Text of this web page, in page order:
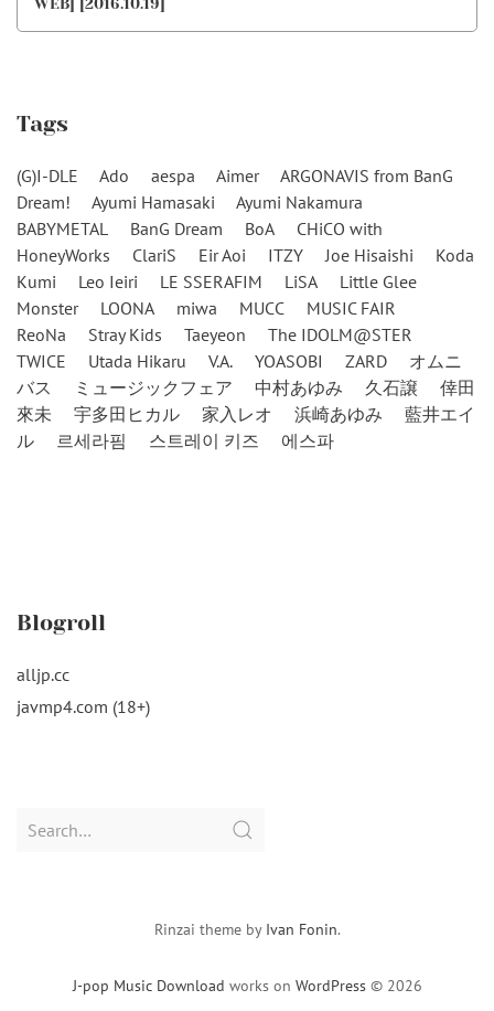
WEB] [2016.10.19]
Tags
(G)I-DLE Ado aespa Aimer
ARGONAVIS from BanG
Dream!
Ayumi Hamasaki
Ayumi Nakamura
BABYMETAL
BanG Dream BoA
CHiCO with
HoneyWorks
ClariS Eir Aoi ITZY Joe Hisaishi
Koda
Kumi
Leo Ieiri LE SSERAFIM LiSA
Little Glee
Monster
LOONA miwa MUCC
MUSIC FAIR
ReoNa
Stray Kids Taeyeon
The IDOLM@STER
TWICE
Utada Hikaru V.A. YOASOBI ZARD
オムニ
バス
ミュージックフェア 中村あゆみ 久石譲
倖田
來未
宇多田ヒカル 家入レオ 浜崎あゆみ
藍井エイ
ル
르세라핌 스트레이 키즈 에스파
Blogroll
alljp.cc
javmp4.com (18+)
Search
J-pop Music Download works on WordPress © 2026
Rinzai theme by Ivan Fonin.